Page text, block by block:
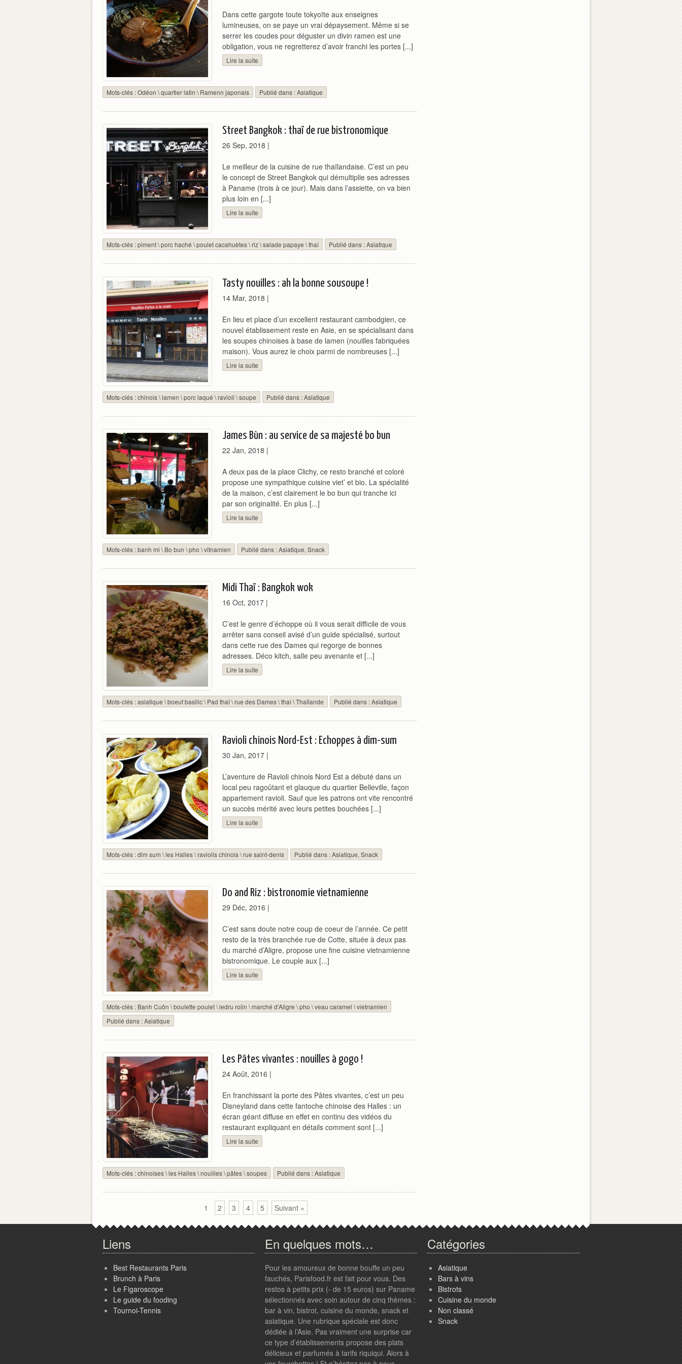
Dans cette gargote toute tokyoïte aux enseignes
lumineuses, on se paye un vrai dépaysement. Même si se
serrer les coudes pour déguster un divin ramen est une
obligation, vous ne regretterez d’avoir franchi les portes [...]
Lire la suite
Mots-clés :Odéon \quartier latin \ Ramenn japonais Publié dans :Asiatique
Street Bangkok : thaï de rue bistronomique
26 Sep, 2018 |
Le meilleur de la cuisine de rue thaïlandaise. C’est un peu
le concept de Street Bangkok qui démultiplie ses adresses
à Paname (trois à ce jour). Mais dans l’assiette, on va bien
plus loin en [...]
Lire la suite
Mots-clés :piment\porc haché \poulet cacahuètes\riz\salade papaye \thaî Publié dans :Asiatique
Tasty nouilles : ah la bonne sousoupe !
14 Mar, 2018 |
En lieu et place d’un excellent restaurant cambodgien, ce
nouvel établissement reste en Asie, en se spécialisant dans
les soupes chinoises à base de lamen (nouilles fabriquées
maison). Vous aurez le choix parmi de nombreuses [...]
Lire la suite
Mots-clés :chinois\lamen \porc laqué \ravioli \soupe Publié dans :Asiatique
James Bùn : au service de sa majesté bo bun
22 Jan, 2018 |
A deux pas de la place Clichy, ce resto branché et coloré
propose une sympathique cuisine viet’ et bio. La spécialité
de la maison, c’est clairement le bo bun qui tranche ici
par son originalité. En plus [...]
Lire la suite
Mots-clés :banh mi \ Bo bun \pho \vitnamien Publié dans :Asiatique, Snack
Midi Thaï : Bangkok wok
16 Oct, 2017 |
C’est le genre d’échoppe où il vous serait difficile de vous
arrêter sans conseil avisé d’un guide spécialisé, surtout
dans cette rue des Dames qui regorge de bonnes
adresses. Déco kitch, salle peu avenante et [...]
Lire la suite
Mots-clés :asiatique \boeuf basilic\ Pad thaï\rue des Dames\thaî\Thaïlande Publié dans :Asiatique
Ravioli chinois Nord-Est : Echoppes à dim-sum
30 Jan, 2017 |
L’aventure de Ravioli chinois Nord Est a débuté dans un
local peu ragoûtant et glauque du quartier Belleville, façon
appartement ravioli. Sauf que les patrons ont vite rencontré
un succès mérité avec leurs petites bouchées [...]
Lire la suite
Mots-clés :dim sum \les Halles\raviolis chinois\rue saint-denis Publié dans :Asiatique, Snack
Do and Riz : bistronomie vietnamienne
29 Déc, 2016 |
C’est sans doute notre coup de coeur de l’année. Ce petit
resto de la très branchée rue de Cotte, située à deux pas
du marché d’Aligre, propose une fine cuisine vietnamienne
bistronomique. Le couple aux [...]
Lire la suite
Mots-clés : Banh Cuôn \boulette poulet\ledru rolin \marché d'Aligre \pho \veau caramel \vietnamien
Publié dans :Asiatique
Les Pâtes vivantes : nouilles à gogo !
24 Août, 2016 |
En franchissant la porte des Pâtes vivantes, c’est un peu
Disneyland dans cette fantoche chinoise des Halles : un
écran géant diffuse en effet en continu des vidéos du
restaurant expliquant en détails comment sont [...]
Lire la suite
Mots-clés :chinoises\les Halles\nouilles\pâtes\soupes Publié dans :Asiatique
1 2 3 4 5 Suivant »
Liens
Best Restaurants Paris
Brunch à Paris
Le Figaroscope
Le guide du fooding
Tournoi-Tennis
En quelques mots…
Pour les amoureux de bonne bouffe un peu
fauchés, Parisfood.fr est fait pour vous. Des
restos à petits prix (- de 15 euros) sur Paname
sélectionnés avec soin autour de cinq thèmes :
bar à vin, bistrot, cuisine du monde, snack et
asiatique. Une rubrique spéciale est donc
dédiée à l’Asie. Pas vraiment une surprise car
ce type d’établissements propose des plats
délicieux et parfumés à tarifs riquiqui. Alors à
Catégories
Asiatique
Bars à vins
Bistrots
Cuisine du monde
Non classé
Snack